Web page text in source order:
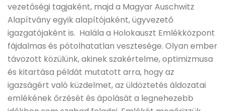
vezetőségi tagjaként, majd a Magyar Auschwitz
Alapítvány egyik alapítójaként, ügyvezető
igazgatójaként is. Halála a Holokauszt Emlékközpont
fájdalmas és pótolhatatlan vesztesége. Olyan ember
távozott közülünk, akinek szakértelme, optimizmusa
és kitartása példát mutatott arra, hogy az
igazságért való küzdelmet, az üldöztetés áldozatai
emlékének őrzését és ápolását a legnehezebb